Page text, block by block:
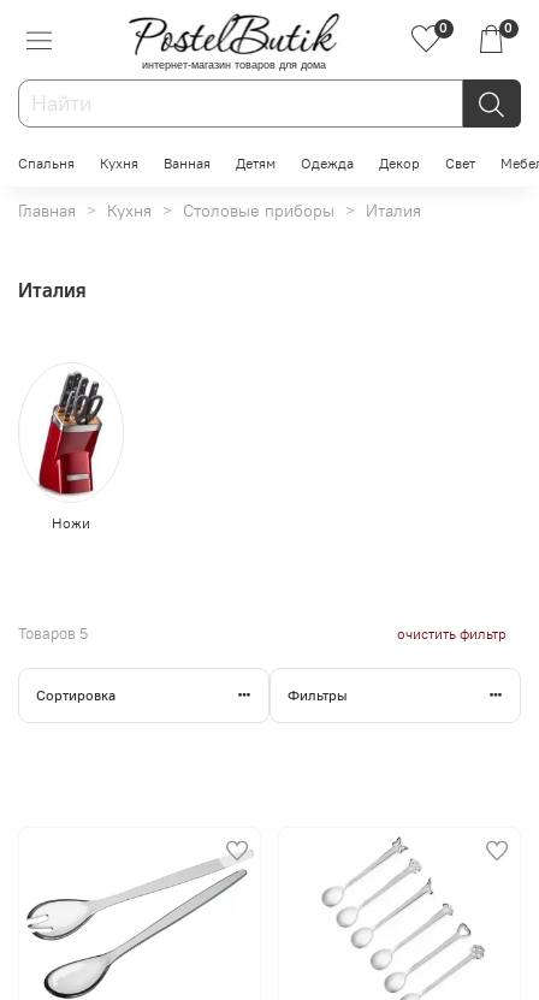
интернет-магазин товаров для дома
0 0
Спальня Кухня Ванная Детям Одежда Декор Свет
Главная Кухня Столовые приборы Италия
Италия
Ножи
Товаров 5 очистить фильтр
Сортировка Фильтры